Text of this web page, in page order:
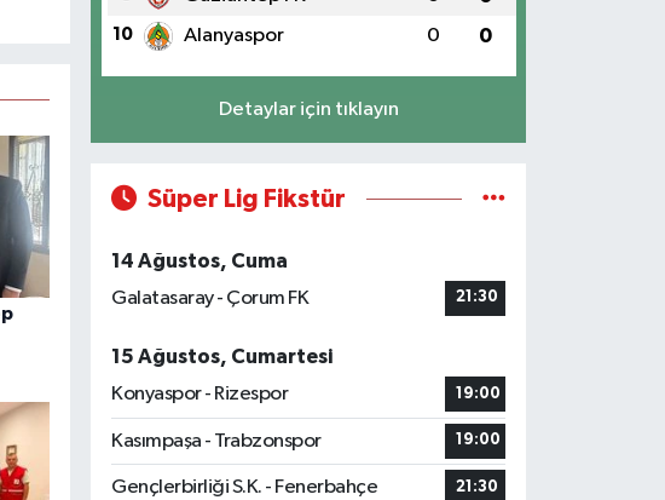
10 Alanyaspor 0 0
Detaylar için tıklayın
Süper Lig Fikstür
14 Ağustos, Cuma
Galatasaray - Çorum FK
21:30
15 Ağustos, Cumartesi
Konyaspor - Rizespor
19:00
Kasımpaşa - Trabzonspor 19:00
Gençlerbirliği S.K. - Fenerbahçe 21:30